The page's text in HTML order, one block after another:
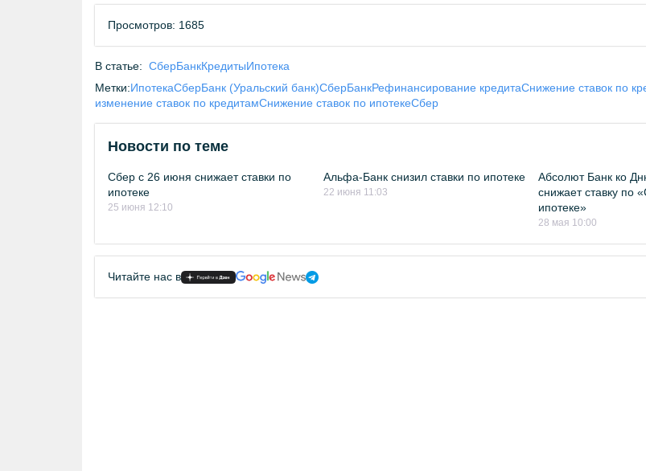
Просмотров: 1685
В статье: СберБанкКредитыИпотека
Метки:ИпотекаСберБанк (Уральский банк)СберБанкРефинансирование кредитаСнижение ставок по
изменение ставок по кредитамСнижение ставок по ипотекеСбер
Новости по теме
Сбер с 26 июня снижает ставки по
ипотеке
25 июня 12:10
Альфа-Банк снизил ставки по ипотеке
22 июня 11:03
Абсолют Банк ко
снижает ставку по
ипотеке»
28 мая 10:00
Читайте нас в